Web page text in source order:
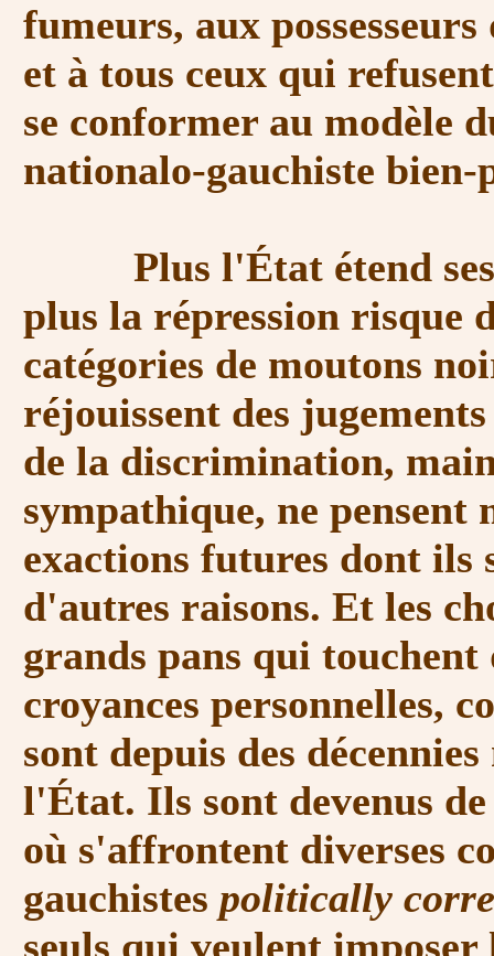
fumeurs, aux
et à tous ceux qui
se conformer au modèle
nationalo-gauchiste bien-
Plus l'État étend ses
plus la répression risque
catégories de moutons
réjouissent des
de la discrimination,
sympathique, ne pensent
exactions futures dont ils
d'autres raisons. Et les
grands pans qui
croyances personnelles,
sont depuis des
l'État. Ils sont devenus
où s'affrontent diverses
gauchistes politically
seuls qui veulent imposer